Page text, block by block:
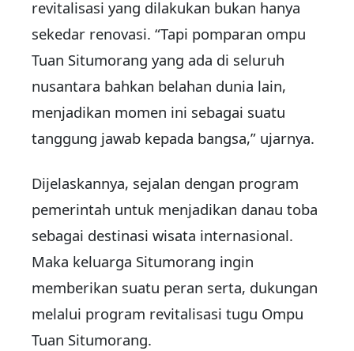
revitalisasi yang dilakukan bukan hanya
sekedar renovasi. “Tapi pomparan ompu
Tuan Situmorang yang ada di seluruh
nusantara bahkan belahan dunia lain,
menjadikan momen ini sebagai suatu
tanggung jawab kepada bangsa,” ujarnya.
Dijelaskannya, sejalan dengan program
pemerintah untuk menjadikan danau toba
sebagai destinasi wisata internasional.
Maka keluarga Situmorang ingin
memberikan suatu peran serta, dukungan
melalui program revitalisasi tugu Ompu
Tuan Situmorang.